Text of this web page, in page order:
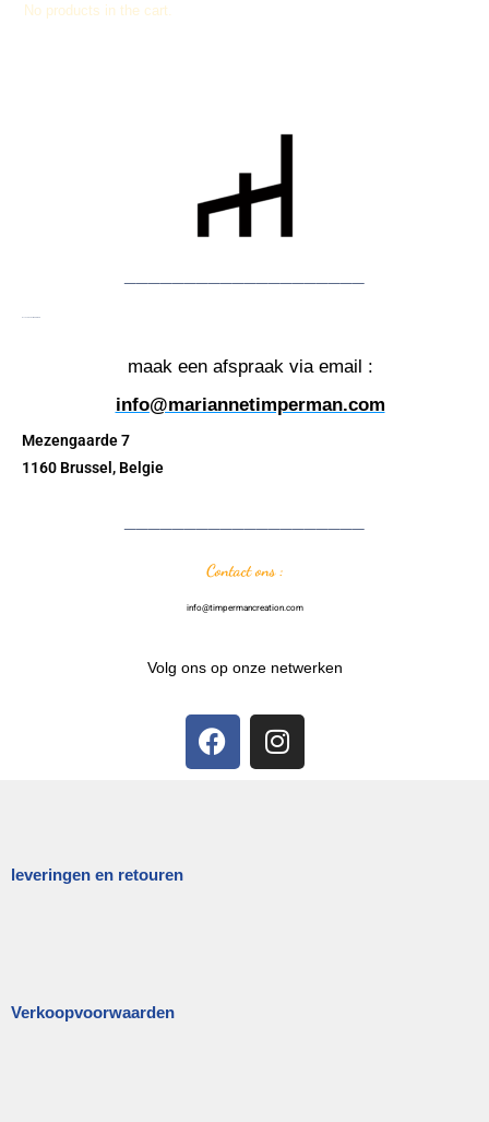
No products in the cart.
maak een afspraak via email :
info@mariannetimperman.com
Mezengaarde 7
1160 Brussel, Belgie
Contact ons :
info@timpermancreation.com
Volg ons op onze netwerken
leveringen en retouren
Verkoopvoorwaarden